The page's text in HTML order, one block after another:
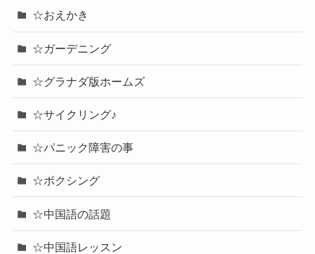
☆おえかき
☆ガーデニング
☆グラナダ版ホームズ
☆サイクリング♪
☆パニック障害の事
☆ボクシング
☆中国語の話題
☆中国語レッスン